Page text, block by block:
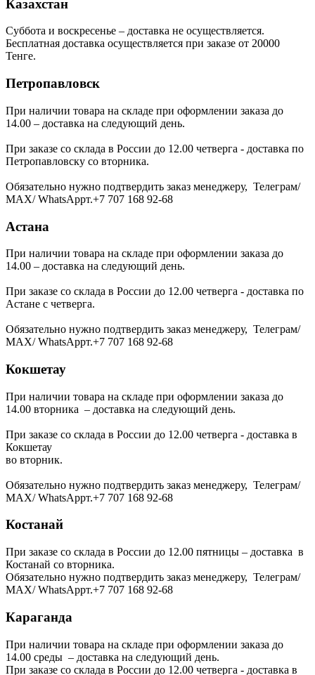
Казахстан
Суббота и воскресенье – доставка не осуществляется.
Бесплатная доставка осуществляется при заказе от 20000
Тенге.
Петропавловск
При наличии товара на складе при оформлении заказа до
14.00 – доставка на следующий день.
При заказе со склада в России до 12.00 четверга - доставка по
Петропавловску со вторника.
Обязательно нужно подтвердить заказ менеджеру, Телеграм/
МАХ/ WhatsAppт.+7 707 168 92-68
Астана
При наличии товара на складе при оформлении заказа до
14.00 – доставка на следующий день.
При заказе со склада в России до 12.00 четверга - доставка по
Астане с четверга.
Обязательно нужно подтвердить заказ менеджеру, Телеграм/
МАХ/ WhatsAppт.+7 707 168 92-68
Кокшетау
При наличии товара на складе при оформлении заказа до
14.00 вторника – доставка на следующий день.
При заказе со склада в России до 12.00 четверга - доставка в
Кокшетау
во вторник.
Обязательно нужно подтвердить заказ менеджеру, Телеграм/
МАХ/ WhatsAppт.+7 707 168 92-68
Костанай
При заказе со склада в России до 12.00 пятницы – доставка в
Костанай со вторника.
Обязательно нужно подтвердить заказ менеджеру, Телеграм/
МАХ/ WhatsAppт.+7 707 168 92-68
Караганда
При наличии товара на складе при оформлении заказа до
14.00 среды – доставка на следующий день.
При заказе со склада в России до 12.00 четверга - доставка в